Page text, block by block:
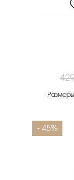
Размеры
- 45%